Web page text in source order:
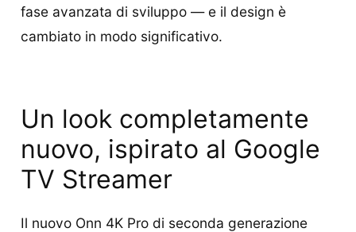
fase avanzata di sviluppo — e il design è
cambiato in modo significativo.
Un look completamente
nuovo, ispirato al Google
TV Streamer
Il nuovo Onn 4K Pro di seconda generazione